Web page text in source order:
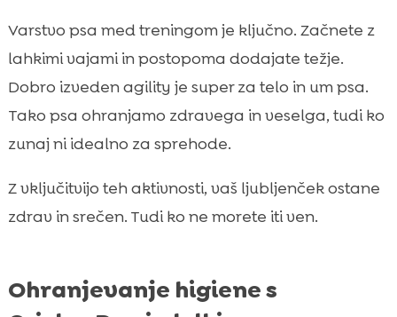
Varstvo psa med treningom je ključno. Začnete z
lahkimi vajami in postopoma dodajate težje.
Dobro izveden agility je super za telo in um psa.
Tako psa ohranjamo zdravega in veselga, tudi ko
zunaj ni idealno za sprehode.
Z vključitvijo teh aktivnosti, vaš ljubljenček ostane
zdrav in srečen. Tudi ko ne morete iti ven.
Ohranjevanje higiene s